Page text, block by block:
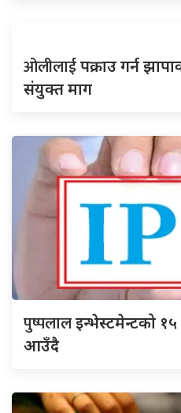
ओलीलाईपक्राउ गर्न
संयुक्त माग
पुष्पलालइन्भेस्टमेन्टको
आउँदै